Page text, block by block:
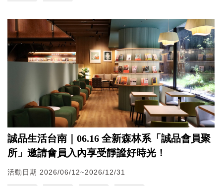
誠品生活台南｜06.16 全新森林系「誠品會員聚
所」邀請會員入內享受靜謐好時光！
活動日期 2026/06/12~2026/12/31